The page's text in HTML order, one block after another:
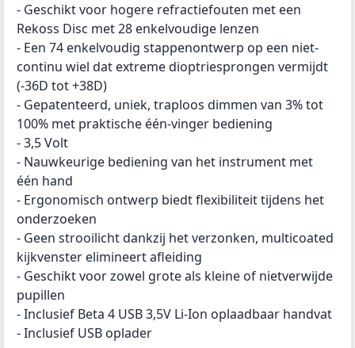
- Geschikt voor hogere refractiefouten met een
Rekoss Disc met 28 enkelvoudige lenzen
- Een 74 enkelvoudig stappenontwerp op een niet-
continu wiel dat extreme dioptriesprongen vermijdt
(-36D tot +38D)
- Gepatenteerd, uniek, traploos dimmen van 3% tot
100% met praktische één-vinger bediening
- 3,5 Volt
- Nauwkeurige bediening van het instrument met
één hand
- Ergonomisch ontwerp biedt flexibiliteit tijdens het
onderzoeken
- Geen strooilicht dankzij het verzonken, multicoated
kijkvenster elimineert afleiding
- Geschikt voor zowel grote als kleine of nietverwijde
pupillen
- Inclusief Beta 4 USB 3,5V Li-Ion oplaadbaar handvat
- Inclusief USB oplader